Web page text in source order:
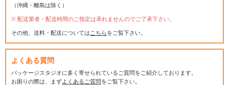
（沖縄・離島は除く）
配送業者・配送時間のご指定は承れませんのでご了承下さい。
その他、送料・配送については こちらをご覧下さい。
よくある質問
パッケージスタジオに多く寄せられているご質問をご紹介しております。
お困りの際は、まずよくあるご質問をご覧下さい。